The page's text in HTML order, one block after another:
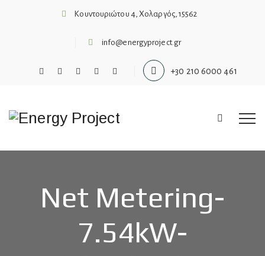
Κουντουριώτου 4, Χολαργός, 15562
info@energyproject.gr
+30 210 6000 461
Net Metering-
7.54kW-